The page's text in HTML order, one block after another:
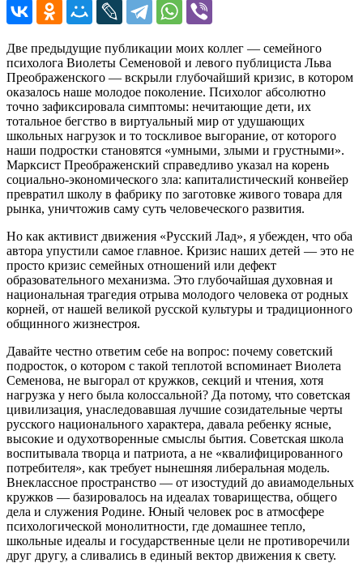
Две предыдущие публикации моих коллег — семейного
психолога Виолеты Семеновой и левого публициста Льва
Преображенского — вскрыли глубочайший кризис, в котором
оказалось наше молодое поколение. Психолог абсолютно
точно зафиксировала симптомы: нечитающие дети, их
тотальное бегство в виртуальный мир от удушающих
школьных нагрузок и то тоскливое выгорание, от которого
наши подростки становятся «умными, злыми и грустными».
Марксист Преображенский справедливо указал на корень
социально-экономического зла: капиталистический конвейер
превратил школу в фабрику по заготовке живого товара для
рынка, уничтожив саму суть человеческого развития.
Но как активист движения «Русский Лад», я убежден, что оба
автора упустили самое главное. Кризис наших детей — это не
просто кризис семейных отношений или дефект
образовательного механизма. Это глубочайшая духовная и
национальная трагедия отрыва молодого человека от родных
корней, от нашей великой русской культуры и традиционного
общинного жизнестроя.
Давайте честно ответим себе на вопрос: почему советский
подросток, о котором с такой теплотой вспоминает Виолета
Семенова, не выгорал от кружков, секций и чтения, хотя
нагрузка у него была колоссальной? Да потому, что советская
цивилизация, унаследовавшая лучшие созидательные черты
русского национального характера, давала ребенку ясные,
высокие и одухотворенные смыслы бытия. Советская школа
воспитывала творца и патриота, а не «квалифицированного
потребителя», как требует нынешняя либеральная модель.
Внеклассное пространство — от изостудий до авиамодельных
кружков — базировалось на идеалах товарищества, общего
дела и служения Родине. Юный человек рос в атмосфере
психологической монолитности, где домашнее тепло,
школьные идеалы и государственные цели не противоречили
друг другу, а сливались в единый вектор движения к свету.